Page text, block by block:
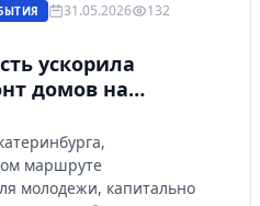
31.05.2026 132
ускорила
домов на
маршруте
молодежи, капитально